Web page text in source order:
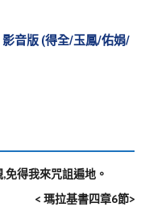
影音版 (得全/玉鳳/佑娟/
得我來咒詛遍地。
< 瑪拉基書四章6節>